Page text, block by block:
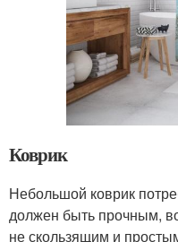
Коврик
Небольшой коврик
должен быть прочным,
не скользящим и